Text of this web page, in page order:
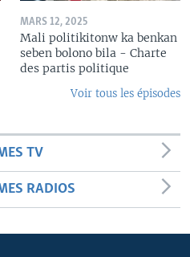
MARS 12, 2025
Mali politikitonw ka benkan
seben bolono bila - Charte
des partis politique
Voir tous les épisodes
TV
RADIOS